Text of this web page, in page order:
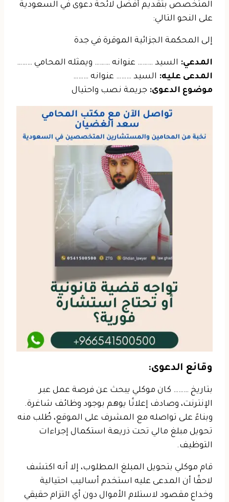
المتخصص بتقديم أفضل لائحة دعوى في السعودية
على النحو التالي:
إلى المحكمة الجزائية الموقرة في جدة
المدعي: السيد ……… عنوانه ……… ويمثله المحامي ………
المدعى عليه: السيد ……… عنوانه ………
موضوع الدعوى: جريمة نصب واحتيال
وقائع الدعوى:
بتاريخ ……… كان موكلي يبحث عن فرصة عمل عبر
الإنترنت، وصادف إعلانًا يوهم بوجود وظائف شاغرة.
وبناءً على تواصله مع المشرف على الموقع، طُلب منه
تحويل مبلغ مالي تحت ذريعة استكمال إجراءات
التوظيف.
قام موكلي بتحويل المبلغ المطلوب، إلا أنه اكتشف
لاحقًا أن المدعى عليه استخدم أساليب احتيالية
وخداع مقصود لاستلام الأموال دون أي التزام حقيقي